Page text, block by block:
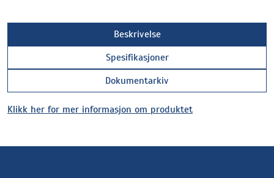
Beskrivelse
Spesifikasjoner
Dokumentarkiv
Klikk her for mer informasjon om produktet